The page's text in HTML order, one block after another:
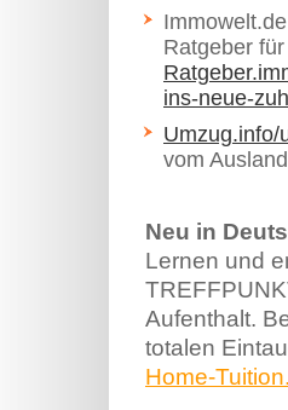
Ratgeber
ins-neue-
Umzug.info/
vom
Neu in
Lernen und
Aufenthalt.
totalen
Home-